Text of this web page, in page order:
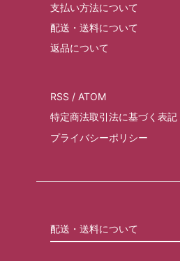
支払い方法について
配送・送料について
返品について
RSS / ATOM
特定商法取引法に基づく表記
プライバシーポリシー
配送・送料について